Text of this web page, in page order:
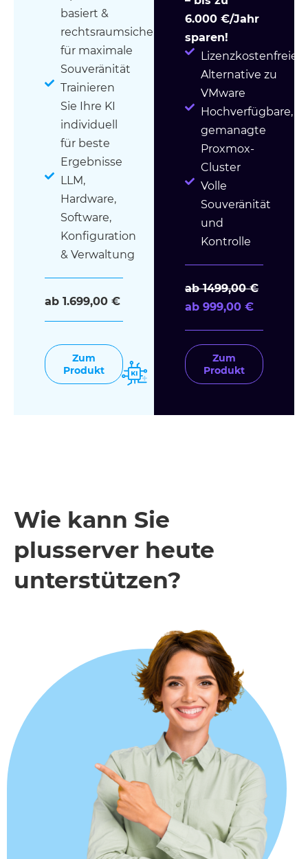
basiert &
rechtsraumsicher
für maximale
Souveränität
Trainieren
Sie Ihre KI
individuell
für beste
Ergebnisse
LLM,
Hardware,
Software,
Konfiguration
& Verwaltung
ab 1.699,00 €
Zum
Produkt
6.000 €/Jahr
sparen!
Lizenzkostenfreie
Alternative zu
VMware
Hochverfügbare,
gemanagte
Proxmox-
Cluster
Volle
Souveränität
und
Kontrolle
ab 1499,00 €
ab 999,00 €
Zum
Produkt
Wie kann Sie
plusserver heute
unterstützen?